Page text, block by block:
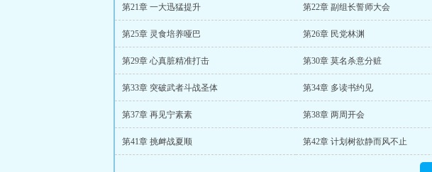
第21章 一大迅猛提升 第22章 副组长誓师大会
第25章 灵食培养哑巴 第26章 民党林渊
第29章 心真脏精准打击 第30章 莫名杀意分赃
第33章 突破武者斗战圣体 第34章 多读书约见
第37章 再见宁素素 第38章 两周开会
第41章 挑衅战夏顺 第42章 计划树欲静而风不止